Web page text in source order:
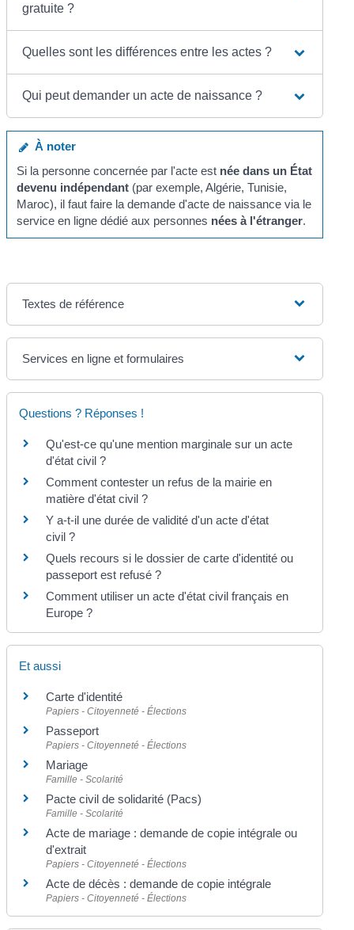
gratuite ?
Quelles sont les différences entre les actes ?
Qui peut demander un acte de naissance ?
À noter
Si la personne concernée par l'acte est née dans un État
devenu indépendant(par exemple, Algérie, Tunisie,
Maroc), il faut faire la demande d'acte de naissance via le
service en ligne dédié aux personnes nées à l'étranger.
Textes de référence
Services en ligne et formulaires
Questions ? Réponses !
Qu'est-ce qu'une mention marginale sur un acte
d'état civil ?
Comment contester un refus de la mairie en
matière d'état civil ?
Y a-t-il une durée de validité d'un acte d'état
civil ?
Quels recours si le dossier de carte d'identité ou
passeport est refusé ?
Comment utiliser un acte d'état civil français en
Europe ?
Et aussi
Carte d'identité
Papiers - Citoyenneté - Élections
Passeport
Papiers - Citoyenneté - Élections
Mariage
Famille - Scolarité
Pacte civil de solidarité (Pacs)
Famille - Scolarité
Acte de mariage : demande de copie intégrale ou
d'extrait
Papiers - Citoyenneté - Élections
Acte de décès : demande de copie intégrale
Papiers - Citoyenneté - Élections